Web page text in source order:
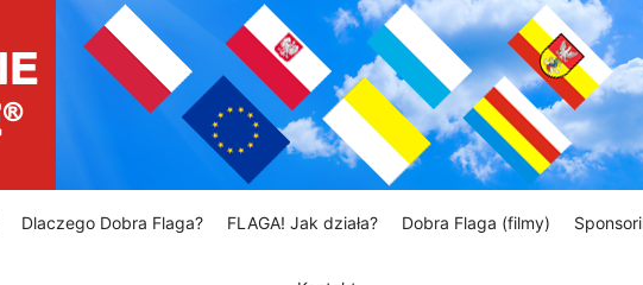
Dlaczego Dobra Flaga? FLAGA! Jak działa? Dobra Flaga (filmy)